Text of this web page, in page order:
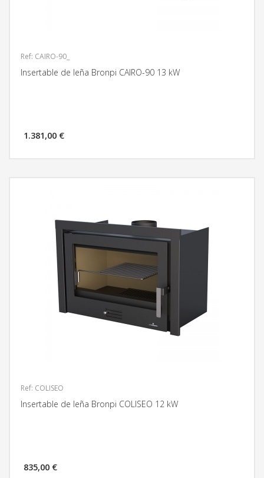
Ref: CAIRO-90_
Insertable de leña Bronpi CAIRO-90 13 kW
1.381,00 €
Ref: COLISEO
Insertable de leña Bronpi COLISEO 12 kW
835,00 €